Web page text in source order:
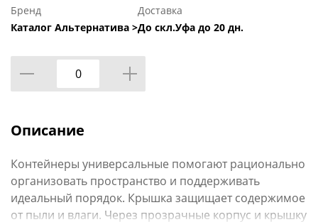
Бренд
Каталог Альтернатива >
Доставка
До скл.Уфа до 20 дн.
Описание
Контейнеры универсальные помогают рационально
организовать пространство и поддерживать
идеальный порядок. Крышка защищает содержимое
от пыли и влаги. Через прозрачные корпус и крышку